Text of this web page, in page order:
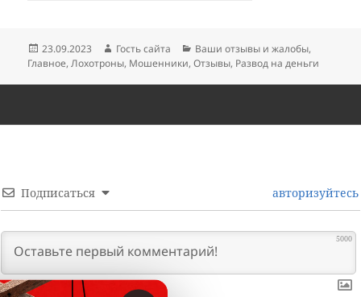
Опубликовано
23.09.2023 Автор
Гость сайта Рубрики
Ваши отзывы и жалобы,
Главное,Лохотроны, Мошенники,Отзывы, Развод на деньги
Подписаться авторизуйтесь
5000